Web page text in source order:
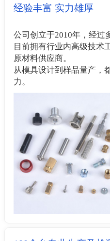
经验丰富 实力雄厚
公司创立于2010年，经过
目前拥有行业内高级技术
原材料供应商。
从模具设计到样品量产，
力。